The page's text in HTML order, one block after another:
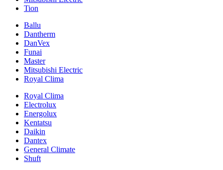
Tion
Ballu
Dantherm
DanVex
Funai
Master
Mitsubishi Electric
Royal Clima
Royal Clima
Electrolux
Energolux
Kentatsu
Daikin
Dantex
General Climate
Shuft